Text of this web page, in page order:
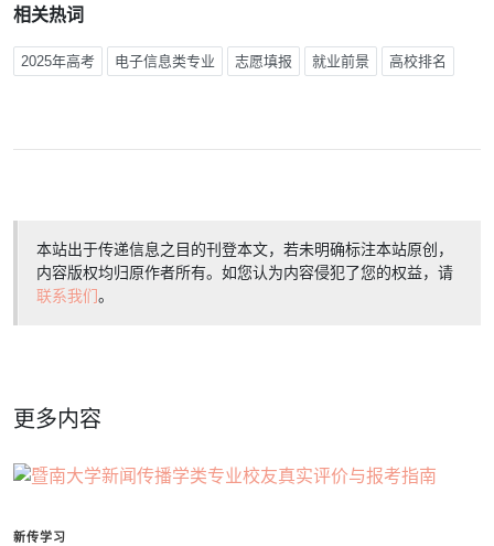
相关热词
2025年高考 电子信息类专业 志愿填报 就业前景 高校排名
本站出于传递信息之目的刊登本文，若未明确标注本站原创，
内容版权均归原作者所有。如您认为内容侵犯了您的权益，请
联系我们。
更多内容
新传学习